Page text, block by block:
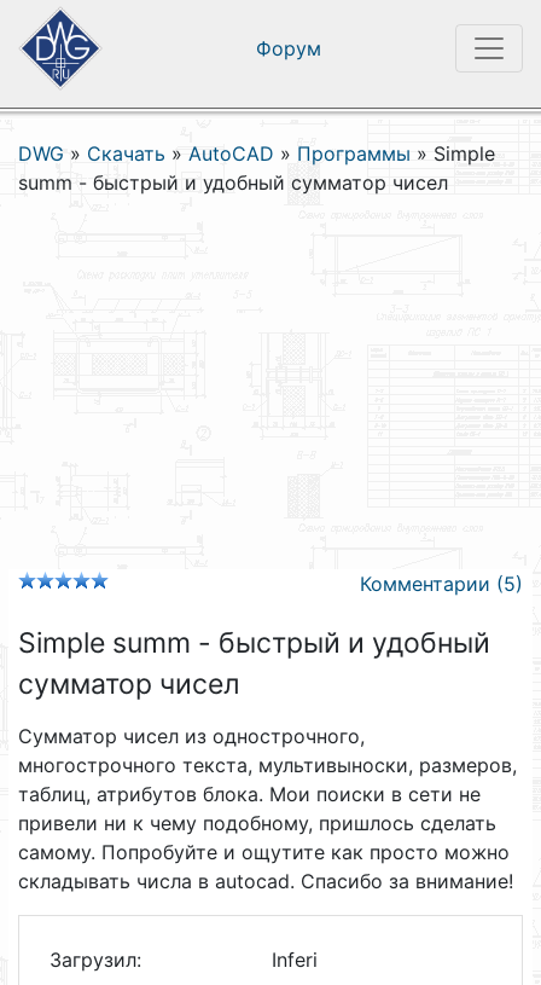
Форум
DWG » Скачать » AutoCAD » Программы » Simple
summ - быстрый и удобный сумматор чисел
Комментарии (5)
Simple summ - быстрый и удобный
сумматор чисел
Сумматор чисел из однострочного,
многострочного текста, мультивыноски, размеров,
таблиц, атрибутов блока. Мои поиски в сети не
привели ни к чему подобному, пришлось сделать
самому. Попробуйте и ощутите как просто можно
складывать числа в autocad. Спасибо за внимание!
Загрузил:
Inferi